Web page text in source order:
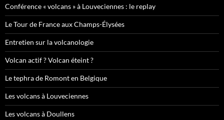
Conférence « volcans » à Louveciennes : le replay
Le Tour de France aux Champs-Élysées
Entretien sur la volcanologie
Volcan actif ? Volcan éteint ?
Le tephra de Romont en Belgique
Les volcans à Louveciennes
Les volcans à Doullens